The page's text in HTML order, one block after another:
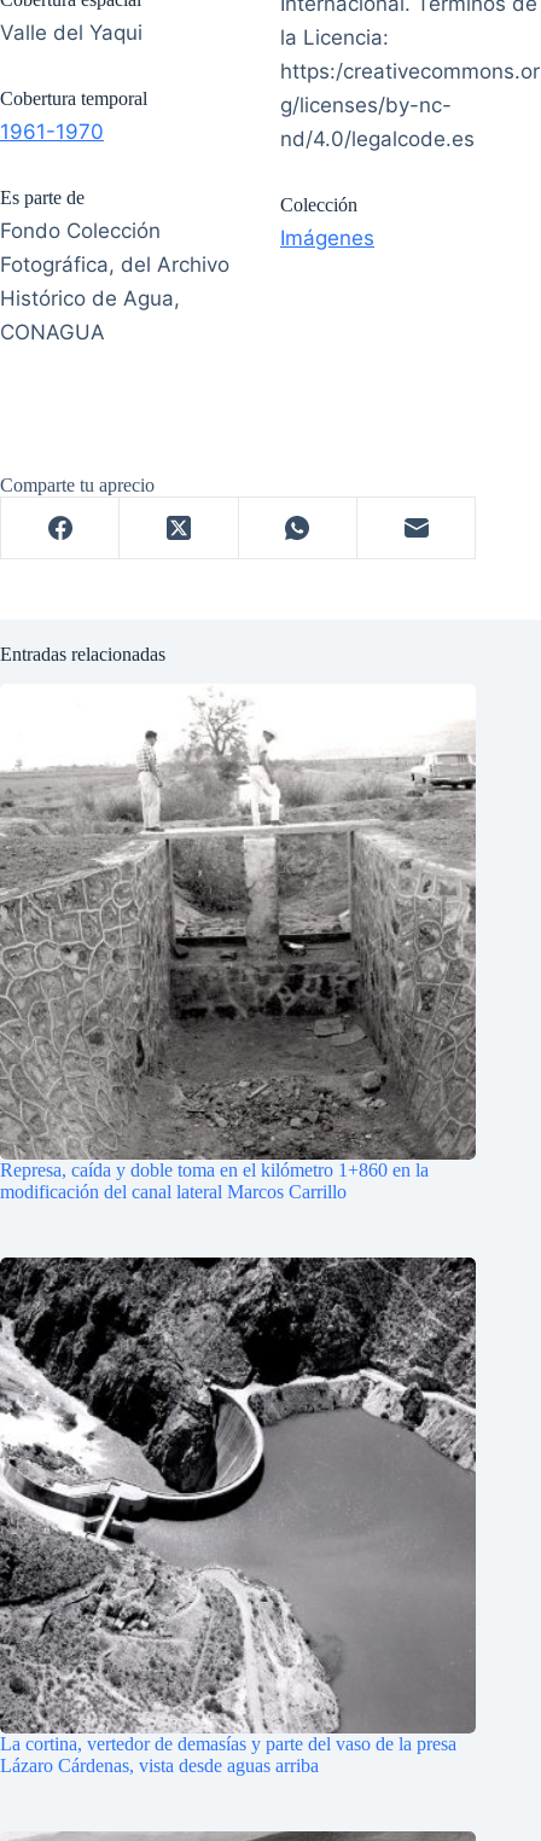
Valle del Yaqui
Cobertura temporal
1961-1970
Es parte de
Fondo Colección
Fotográfica, del Archivo
Histórico de Agua,
CONAGUA
la Licencia:
https:/creativecommons.or
g/licenses/by-nc-
nd/4.0/legalcode.es
Colección
Imágenes
Comparte tu aprecio
Entradas relacionadas
Represa, caída y doble toma en el kilómetro 1+860 en la
modificación del canal lateral Marcos Carrillo
La cortina, vertedor de demasías y parte del vaso de la presa
Lázaro Cárdenas, vista desde aguas arriba